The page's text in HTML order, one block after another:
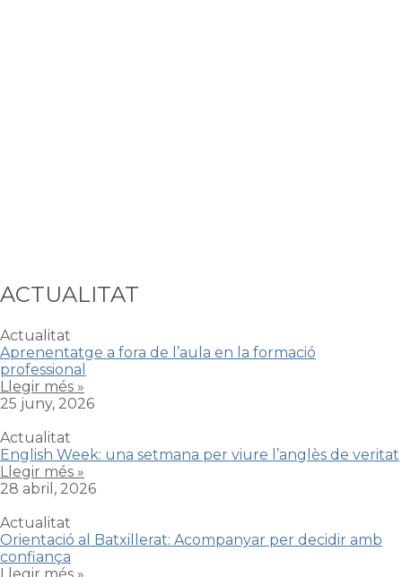
ACTUALITAT
Actualitat
Aprenentatge a fora de l’aula en la formació
professional
Llegir més »
25 juny, 2026
Actualitat
English Week: una setmana per viure l’anglès de veritat
Llegir més »
28 abril, 2026
Actualitat
Orientació al Batxillerat: Acompanyar per decidir amb
confiança